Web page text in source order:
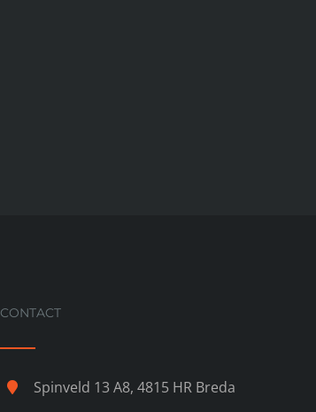
CONTACT
Spinveld 13 A8, 4815 HR Breda